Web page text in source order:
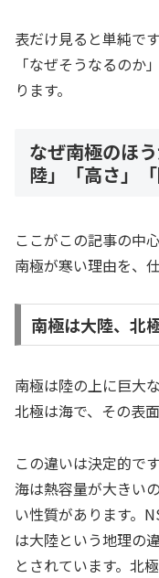
表だけ見ると単純で
「なぜそうなるのか
ります。
なぜ南極のほ
陸」「高さ」「
ここがこの記事の中心
南極が寒い理由を、
南極は大陸、北
南極は陸の上に巨大
北極は海で、その表
この違いは決定的です
海は熱容量が大きい
い性質があります。
は大陸という地理の
とされています。北